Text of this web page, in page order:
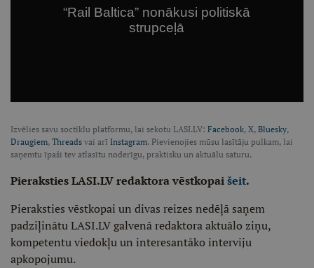
Izvēlies savu soctīklu platformu, lai sekotu LASI.LV: Facebook, X, Bluesky,
Draugiem, Threads vai arī Instagram. Pievienojies mūsu lasītāju pulkam, lai
saņemtu īpaši tev atlasītu noderīgu, praktisku un aktuālu saturu.
Pieraksties LASI.LV redaktora vēstkopaišeit.
Pieraksties vēstkopai un divas reizes nedēļā saņem
padziļinātu LASI.LV galvenā redaktora aktuālo ziņu,
kompetentu viedokļu un interesantāko interviju
apkopojumu.